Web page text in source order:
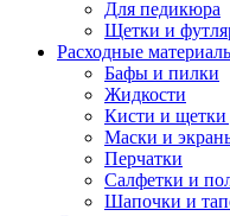
Для педикюра
Щетки и
Расходные
Бафы и пилки
Жидкости
Кисти и щетки
Маски и
Перчатки
Салфетки и
Шапочки и